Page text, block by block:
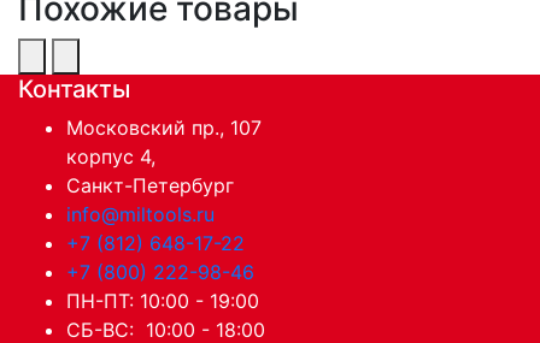
Контакты
Московский пр., 107
корпус 4,
Санкт-Петербург
info@miltools.ru
+7 (812) 648-17-22
+7 (800) 222-98-46
ПН-ПТ: 10:00 - 19:00
СБ-ВС: 10:00 - 18:00